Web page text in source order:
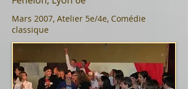
Mars 2007, Atelier 5e/4e, Comédie
classique